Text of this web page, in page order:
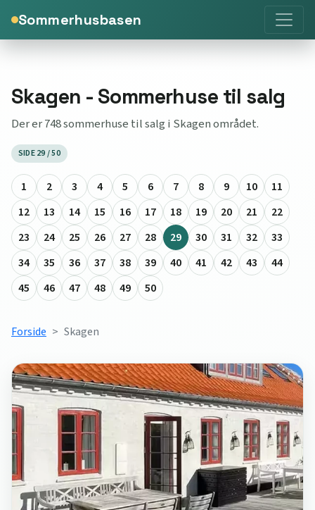
Sommerhusbasen
Skagen - Sommerhuse til salg
Der er 748 sommerhuse til salg i Skagen området.
SIDE 29 / 50
1 2 3 4 5 6 7 8 9 10
11
12
13 14 15 16 17 18 19 20 21
22
23
24 25 26 27 28 29 30 31 32
33
34
35 36 37 38 39 40 41 42 43
44
45
46 47 48 49 50
Forside Skagen